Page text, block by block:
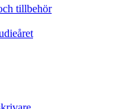
tillbehör